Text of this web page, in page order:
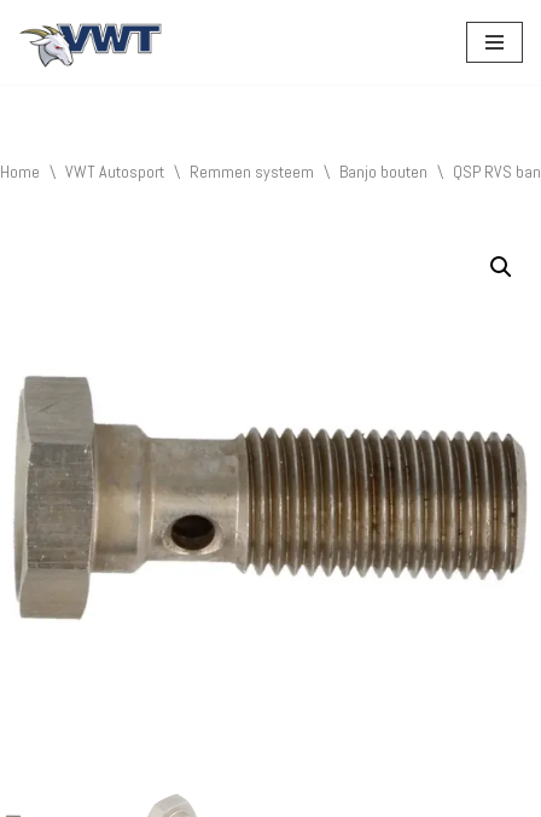
Home \ VWT Autosport \ Remmen systeem \ Banjo bouten \ QSP RVS